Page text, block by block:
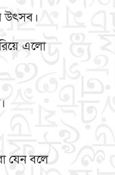
উৎসব।
এলো
যেন বলে